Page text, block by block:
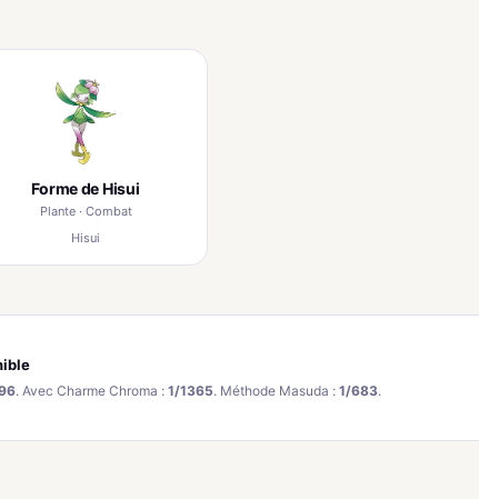
Forme de Hisui
Plante · Combat
Hisui
. Avec Charme Chroma : 1/1365. Méthode Masuda : 1/683.